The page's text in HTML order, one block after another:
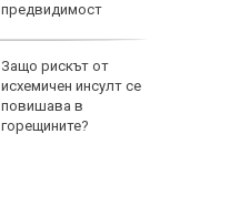
предвидимост
Защо рискът от
исхемичен инсулт се
повишава в
горещините?